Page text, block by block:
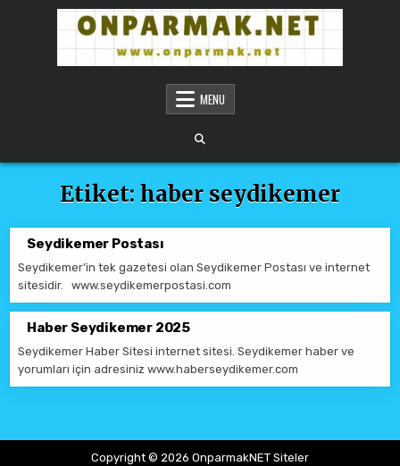
Skip to content
ONPARMAKNET SITELERMENU
Etiket: haber seydikemer
Seydikemer Postası
Seydikemer’in tek gazetesi olan Seydikemer Postası ve internet
sitesidir. www.seydikemerpostasi.com
Haber Seydikemer 2025
Seydikemer Haber Sitesi internet sitesi. Seydikemer haber ve
yorumları için adresiniz www.haberseydikemer.com
Copyright © 2026 OnparmakNET Siteler